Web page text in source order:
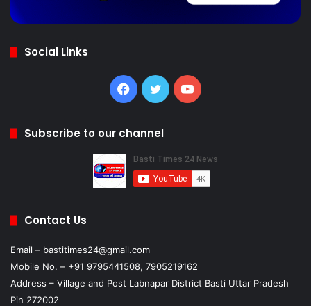
Social Links
Facebook
TwitterYouTube
Subscribe to our channel
Contact Us
Email – bastitimes24@gmail.com
Mobile No. – +91 9795441508, 7905219162
Address – Village and Post Labnapar District Basti Uttar Pradesh
Pin 272002